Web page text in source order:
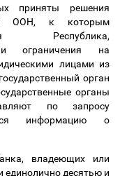
приняты решения
ООН, к которым
Республика,
ограничения на
лицами из
орган
органы
по запросу
информацию о
владеющих или
единолично десятью и